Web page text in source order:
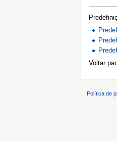
Voltar
Política de